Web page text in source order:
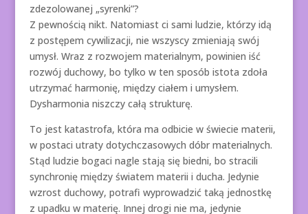
zdezolowanej „syrenki”?
Z pewnością nikt. Natomiast ci sami ludzie, którzy idą
z postępem cywilizacji, nie wszyscy zmieniają swój
umysł. Wraz z rozwojem materialnym, powinien iść
rozwój duchowy, bo tylko w ten sposób istota zdoła
utrzymać harmonię, między ciałem i umysłem.
Dysharmonia niszczy całą strukturę.
To jest katastrofa, która ma odbicie w świecie materii,
w postaci utraty dotychczasowych dóbr materialnych.
Stąd ludzie bogaci nagle stają się biedni, bo stracili
synchronię między światem materii i ducha. Jedynie
wzrost duchowy, potrafi wyprowadzić taką jednostkę
z upadku w materię. Innej drogi nie ma, jedynie